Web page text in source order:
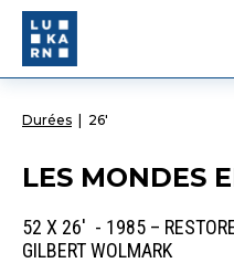
Durées 26'
LES MONDES
52 X 26' - 1985 –
GILBERT WOLMARK